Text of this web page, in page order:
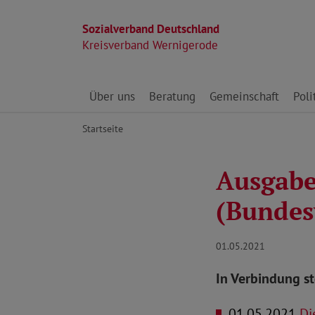
Sozialverband Deutschland
Kreisverband Wernigerode
Direkt zu den Inhalten springen
Über uns Beratung Gemeinschaft
Startseite
01.05.2021
In Verbindung